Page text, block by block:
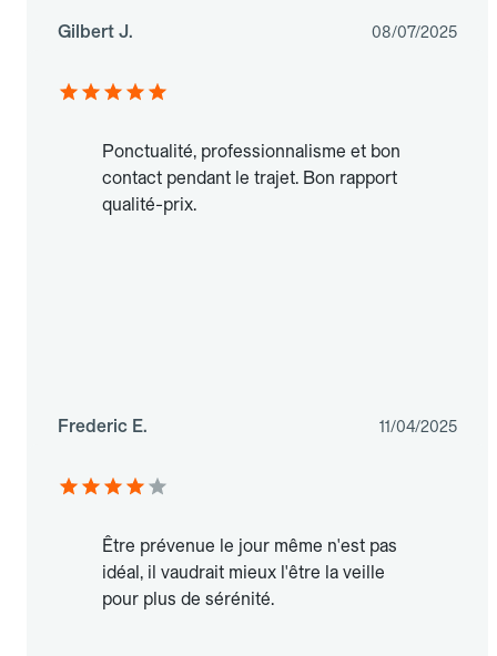
Gilbert J. 08/07/2025
Ponctualité, professionnalisme et bon
contact pendant le trajet. Bon rapport
qualité-prix.
Frederic E. 11/04/2025
Être prévenue le jour même n'est pas
idéal, il vaudrait mieux l'être la veille
pour plus de sérénité.